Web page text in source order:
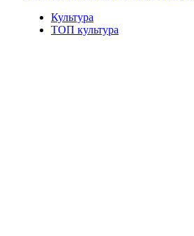
Культура
ТОП культура